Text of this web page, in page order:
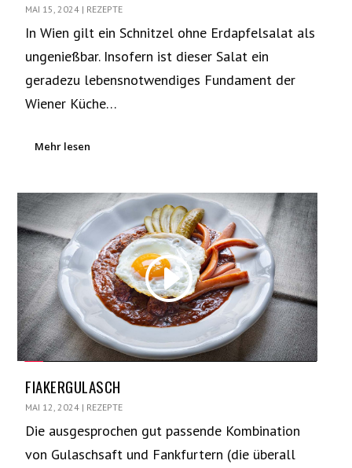
MAI 15, 2024 | REZEPTE
In Wien gilt ein Schnitzel ohne Erdapfelsalat als
ungenießbar. Insofern ist dieser Salat ein
geradezu lebensnotwendiges Fundament der
Wiener Küche…
Mehr lesen
FIAKERGULASCH
MAI 12, 2024 | REZEPTE
Die ausgesprochen gut passende Kombination
von Gulaschsaft und Fankfurtern (die überall